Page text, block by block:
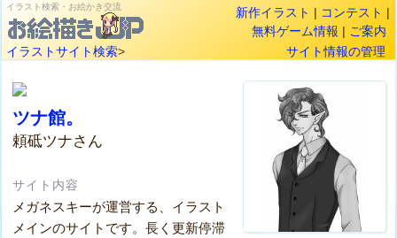
イラスト検索・お絵かき交流 新作イラスト | コンテスト |
無料ゲーム情報 | ご案内
イラストサイト検索> サイト情報の管理
ツナ館。
頼砥ツナさん
サイト内容
メガネスキーが運営する、イラスト
メインのサイトです。長く更新停滞